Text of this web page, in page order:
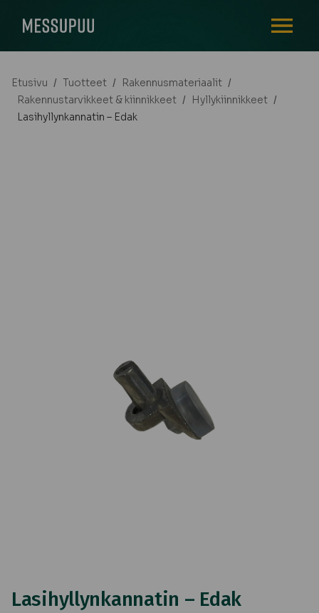
Etusivu / Tuotteet / Rakennusmateriaalit /
Rakennustarvikkeet & kiinnikkeet / Hyllykiinnikkeet /
Lasihyllynkannatin – Edak
Lasihyllynkannatin – Edak